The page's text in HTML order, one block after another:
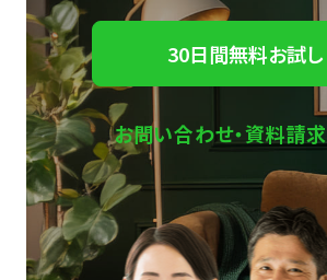
30日間無料お試し
お問い合わせ・資料請求